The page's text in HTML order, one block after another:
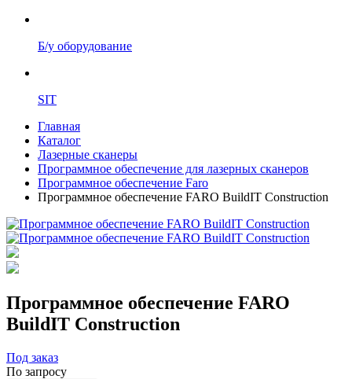
Б/у оборудование
SIT
Главная
Каталог
Лазерные сканеры
Программное обеспечение для лазерных сканеров
Программное обеспечение Faro
Программное обеспечение FARO BuildIT Construction
Программное обеспечение FARO
BuildIT Construction
Под заказ
По запросу